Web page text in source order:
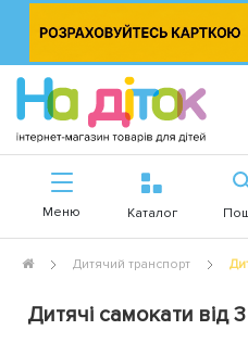
Меню Каталог
Дитячий транспорт
Дитячі самокати від 3